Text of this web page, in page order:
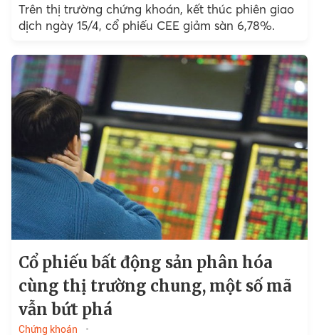
Trên thị trường chứng khoán, kết thúc phiên giao
dịch ngày 15/4, cổ phiếu CEE giảm sàn 6,78%.
Cổ phiếu bất động sản phân hóa
cùng thị trường chung, một số mã
vẫn bứt phá
Chứng khoán